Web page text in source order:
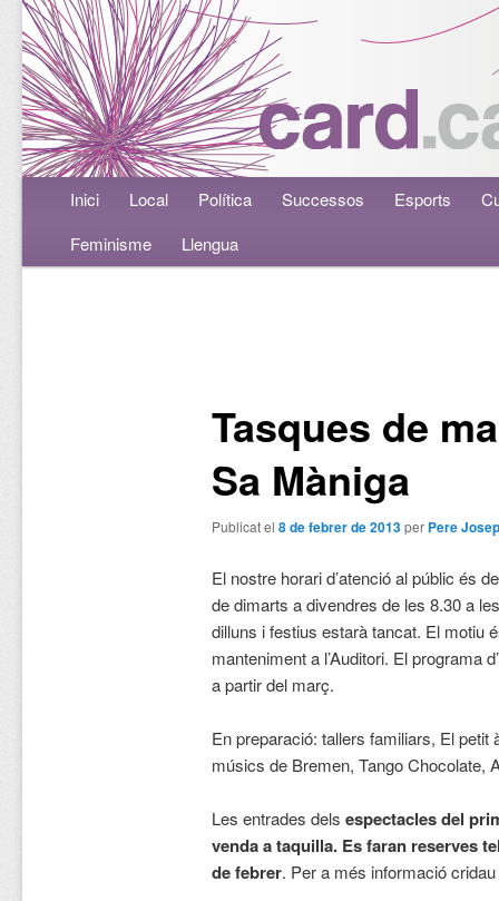
Menú principalAneu al contingut principal
Aneu al contingut secundari
Inici Local Política Successos Esports
Feminisme
Llengua
Tasques de
Sa Màniga
Publicat el 8 de febrer de 2013per Pere
El nostre horari d’atenció al públic és
de dimarts a divendres de les 8.30 a
dilluns i festius estarà tancat. El motiu
manteniment a l’Auditori. El programa
a partir del març.
En preparació: tallers familiars, El petit
músics de Bremen, Tango
Les entrades dels espectacles del
venda a taquilla. Es faran reserves
de febrer. Per a més informació